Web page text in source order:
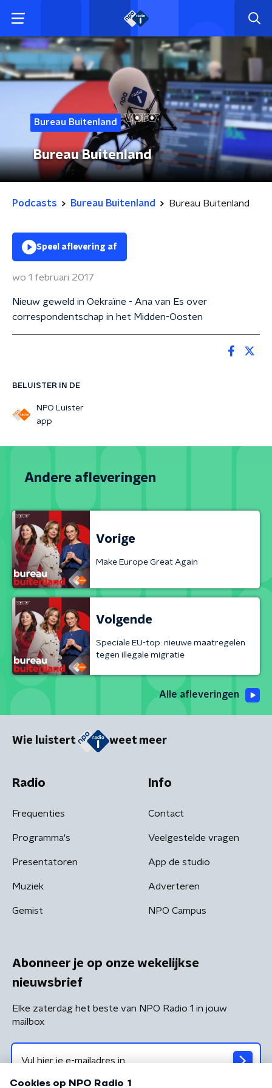
Bureau Buitenland
Bureau Buitenland
Podcasts Bureau Buitenland Bureau Buitenland
BELUISTER IN DE
NPO Luister
app
Speel aflevering af
wo 1 februari 2017
Nieuw geweld in Oekraïne - Ana van Es over
correspondentschap in het Midden-Oosten
Andere afleveringen
Vorige
Make Europe Great Again
Volgende
Speciale EU-top: nieuwe maatregelen
tegen illegale migratie
Alle afleveringen
Wie luistert weet meer
Radio
Frequenties
Programma's
Presentatoren
Muziek
Gemist
Info
Contact
Veelgestelde vragen
App de studio
Adverteren
NPO Campus
Abonneer je op onze wekelijkse
nieuwsbrief
Elke zaterdag het beste van NPO Radio 1 in jouw
mailbox